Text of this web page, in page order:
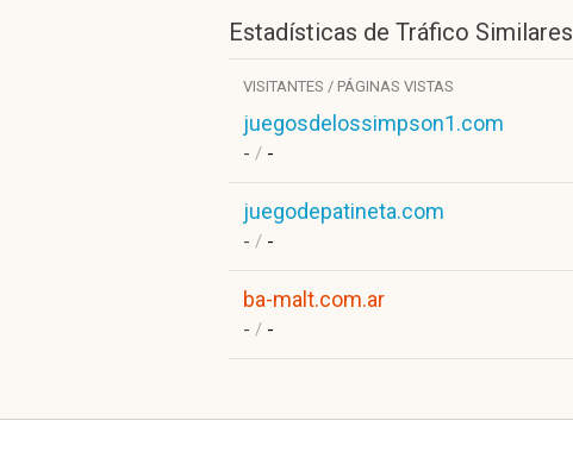
Estadísticas de Tráfico Similares
VISITANTES / PÁGINAS VISTAS
juegosdelossimpson1.com
- / -
juegodepatineta.com
- / -
ba-malt.com.ar
- / -